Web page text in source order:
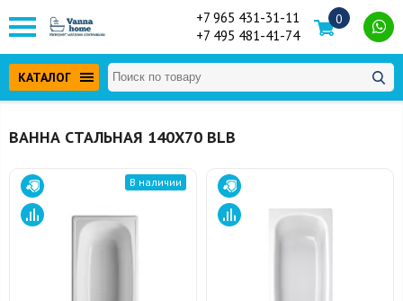
+7 965 431-31-11
+7 495 481-41-74
0
КАТАЛОГ
ВАННА СТАЛЬНАЯ 140Х70 BLB
В наличии